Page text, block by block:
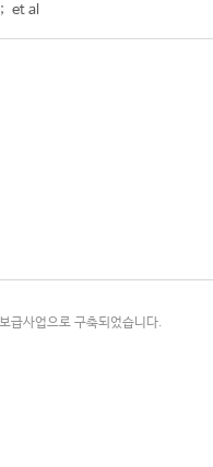
; et al
급사업으로 구축되었습니다.